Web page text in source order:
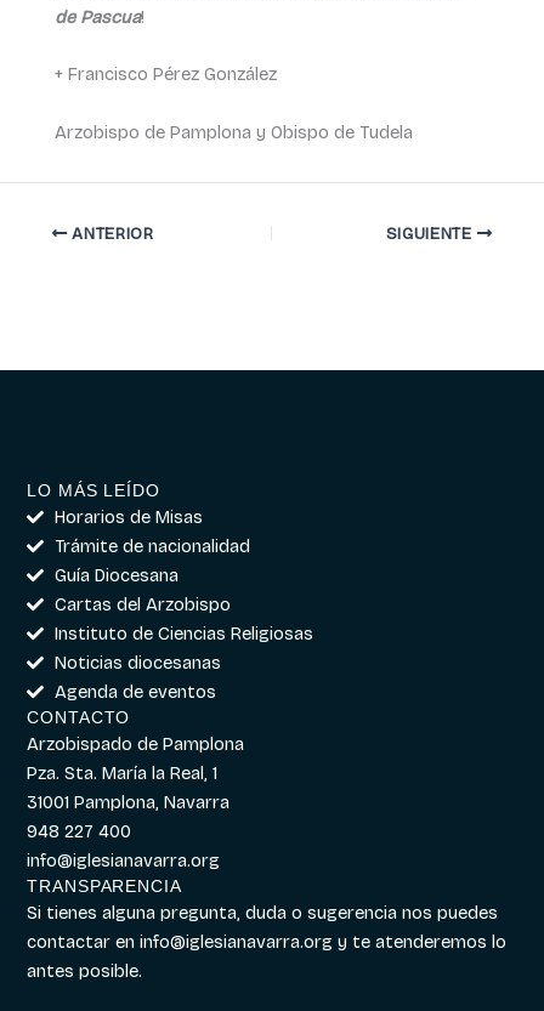
de Pascua!
+ Francisco Pérez González
Arzobispo de Pamplona y Obispo de Tudela
ANTERIOR SIGUIENTE
LO MÁS LEÍDO
Horarios de Misas
Trámite de nacionalidad
Guía Diocesana
Cartas del Arzobispo
Instituto de Ciencias Religiosas
Noticias diocesanas
Agenda de eventos
CONTACTO
Arzobispado de Pamplona
Pza. Sta. María la Real, 1
31001 Pamplona, Navarra
948 227 400
info@iglesianavarra.org
TRANSPARENCIA
Si tienes alguna pregunta, duda o sugerencia nos puedes
contactar eninfo@iglesianavarra.org y te atenderemos lo
antes posible.